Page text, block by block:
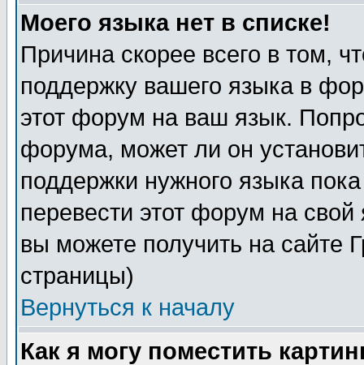
Моего языка нет в списке!
Причина скорее всего в том,
поддержку вашего языка в
этот форум на ваш язык.
форума, может ли он
поддержки нужного языка
перевести этот форум на
вы можете получить на сайте
страницы)
Вернуться к началу
Как я могу поместить